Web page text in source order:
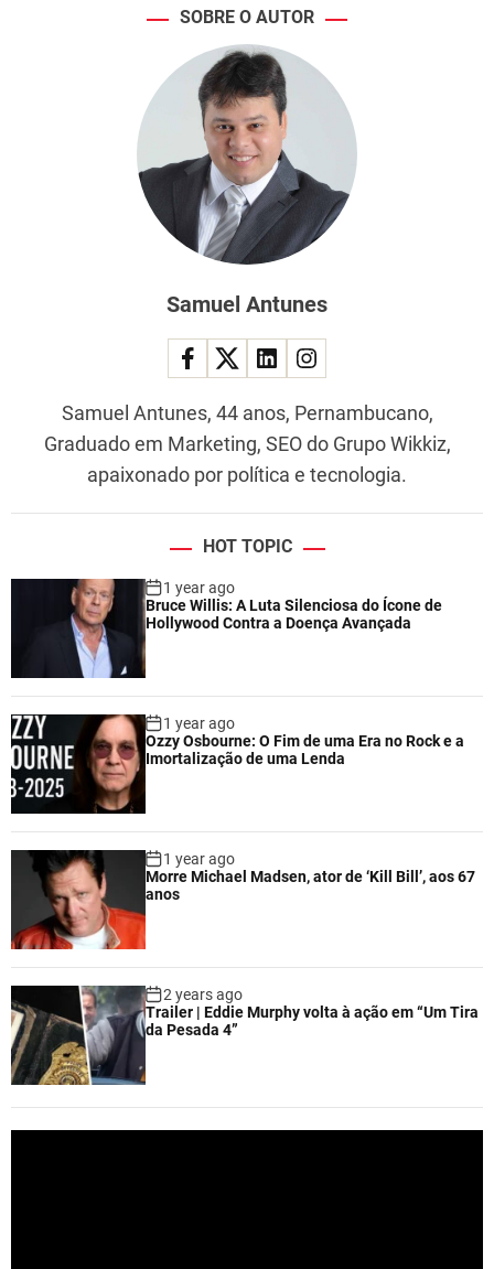
SOBRE O AUTOR
Samuel Antunes
Samuel Antunes, 44 anos, Pernambucano,
Graduado em Marketing, SEO do Grupo Wikkiz,
apaixonado por política e tecnologia.
HOT TOPIC
1 year ago
Bruce Willis: A Luta Silenciosa do Ícone de
Hollywood Contra a Doença Avançada
1 year ago
Ozzy Osbourne: O Fim de uma Era no Rock e a
Imortalização de uma Lenda
1 year ago
Morre Michael Madsen, ator de ‘Kill Bill’, aos 67
anos
2 years ago
Trailer | Eddie Murphy volta à ação em “Um Tira
da Pesada 4”